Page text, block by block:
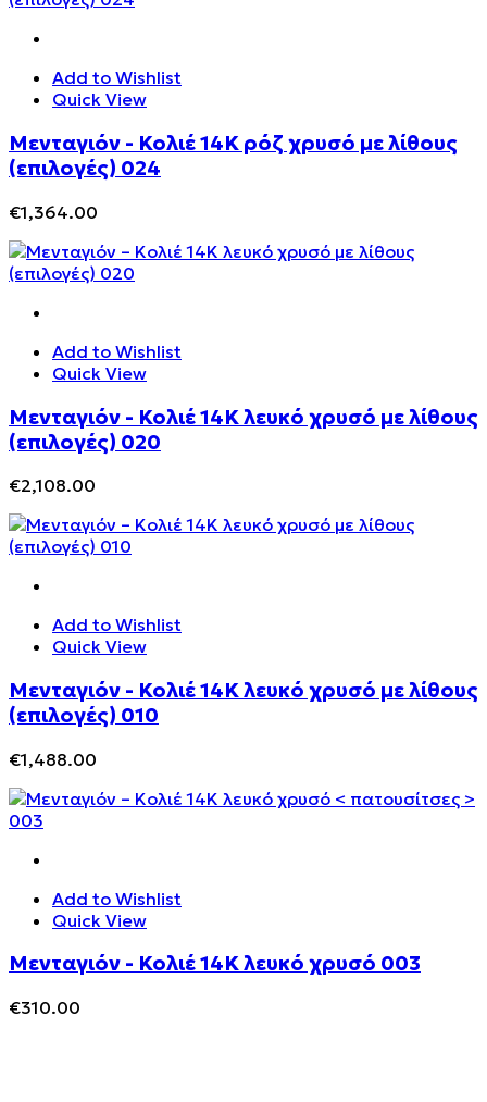
Add to Wishlist
Quick View
Μενταγιόν - Κολιέ 14Κ ρόζ χρυσό με λίθους
(επιλογές) 024
€1,364.00
Add to Wishlist
Quick View
Μενταγιόν - Κολιέ 14Κ λευκό χρυσό με λίθους
(επιλογές) 020
€2,108.00
Add to Wishlist
Quick View
Μενταγιόν - Κολιέ 14Κ λευκό χρυσό με λίθους
(επιλογές) 010
€1,488.00
Add to Wishlist
Quick View
Μενταγιόν - Κολιέ 14K λευκό χρυσό 003
€310.00